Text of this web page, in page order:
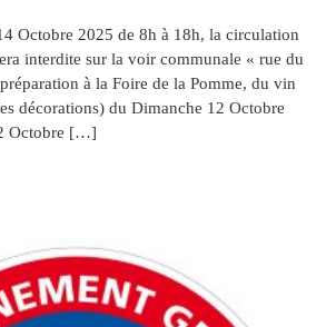
Octobre 2025 de 8h à 18h, la circulation
interdite sur la voir communale « rue du
à la Foire de la Pomme, du vin
décorations) du Dimanche 12 Octobre
Octobre […]